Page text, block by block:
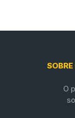
SOBRE
O